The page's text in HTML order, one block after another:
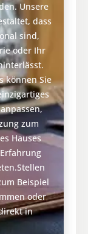
Unsere
dass
sind,
oder Ihr
können Sie
zum
Hauses
Stellen
Beispiel
oder
in